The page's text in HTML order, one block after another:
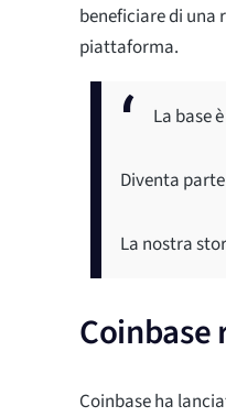
beneficiare di una
piattaforma.
La base
Diventa
La nostra
Coinbase
Coinbase ha